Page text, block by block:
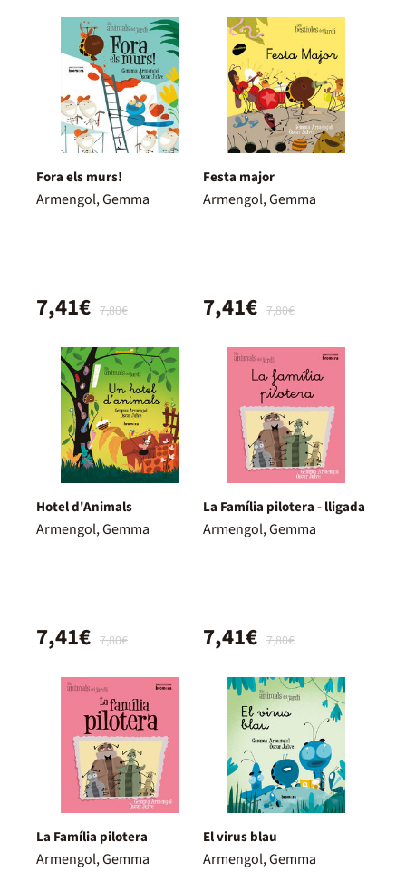
Fora els murs!
Armengol, Gemma
7,80€
7,41€
Festa major
Armengol, Gemma
7,80€
7,41€
Hotel d'Animals
Armengol, Gemma
7,80€
7,41€
La Família pilotera - lligada
Armengol, Gemma
7,80€
7,41€
La Família pilotera
Armengol, Gemma
El virus blau
Armengol, Gemma